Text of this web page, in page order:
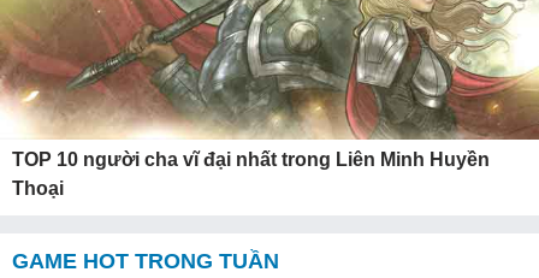
TOP 10 người cha vĩ đại nhất trong Liên Minh Huyền
Thoại
GAME HOT TRONG TUẦN